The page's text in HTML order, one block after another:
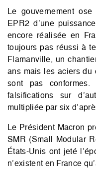
Le gouvernement
EPR2 d’une
encore réalisée en
toujours pas réussi à
Flamanville, un
ans mais les aciers du
sont pas
falsifications sur
multipliée par six
Le Président Macron
SMR (Small Modular
États-Unis ont jeté
n’existent en France